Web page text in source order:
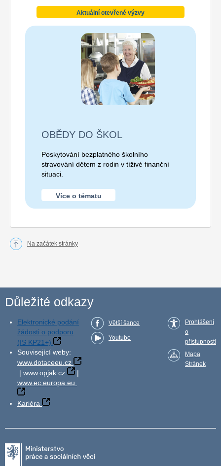
Aktuální otevřené výzvy
OBĚDY DO ŠKOL
Poskytování bezplatného školního
stravování dětem z rodin v tíživé finanční
situaci.
Více o tématu
Na začátek stránky
Důležité odkazy
Elektronické podání
žádosti o podporu
(IS KP21+)
Související weby:
www.dotaceeu.cz
| www.opjak.cz
|
www.ec.europa.eu
Kariéra
Větší šance
Youtube
Prohlášení
o
přístupnosti
Mapa
Stránek